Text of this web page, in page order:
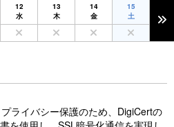
12
水
13
木
14
金
15
土
ライバシー保護のため、DigiCertの